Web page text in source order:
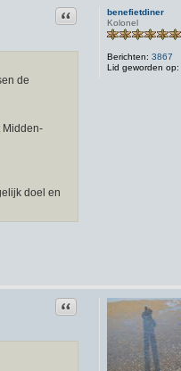
benefietdiner
Kolonel
Berichten: 3867
Lid geworden op:
Citeer
de
Midden-
doel en
Citeer